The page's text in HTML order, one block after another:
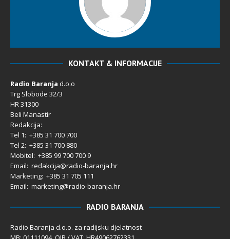
KONTAKT & INFORMACIJE
Radio Baranja d.o.o
Trg Slobode 32/3
HR 31300
Beli Manastir
Redakcija:
Tel 1: +385 31 700 700
Tel 2: +385 31 700 880
Mobitel: +385 99 700 700 9
Email: redakcija@radio-baranja.hr
Marketing: +385 31 705 111
Email: marketing@radio-baranja.hr
RADIO BARANJA
Radio Baranja d.o.o. za radijsku djelatnost